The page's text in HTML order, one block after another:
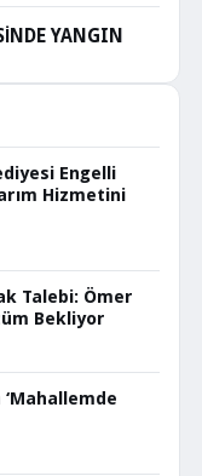
YANGIN
Engelli
Hizmetini
Talebi: Ömer
Bekliyor